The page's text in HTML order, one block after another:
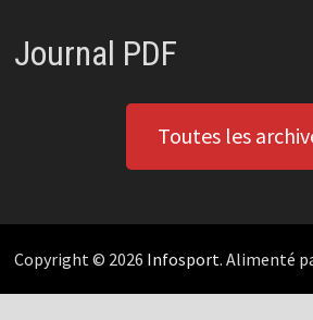
Journal PDF
Toutes les
Copyright © 2026 Infosport. Alimenté